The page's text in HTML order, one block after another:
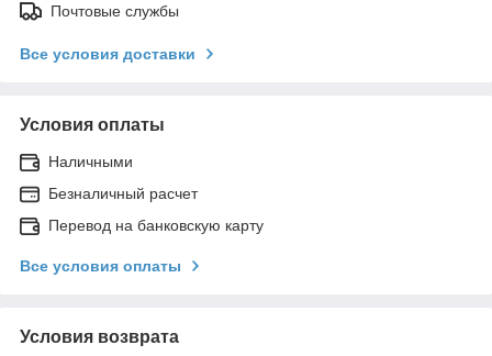
Почтовые службы
Все условия доставки
Условия оплаты
Наличными
Безналичный расчет
Перевод на банковскую карту
Все условия оплаты
Условия возврата